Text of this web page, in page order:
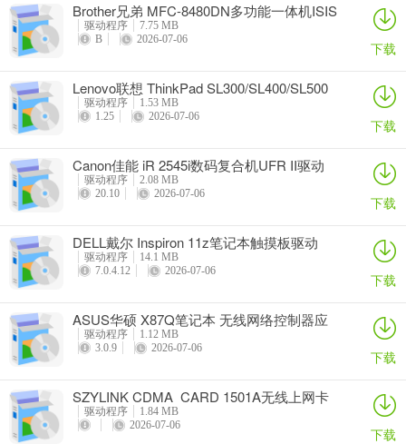
Brother兄弟 MFC-8480DN多功能一体机ISIS
驱动
驱动程序
7.75 MB
B
2026-07-06 下载
Lenovo联想 ThinkPad SL300/SL400/SL500
笔记本BIOS
驱动程序
1.53 MB
1.25
2026-07-06 下载
Canon佳能 iR 2545i数码复合机UFR II驱动
驱动程序
2.08 MB
20.10
2026-07-06 下载
DELL戴尔 Inspiron 11z笔记本触摸板驱动
驱动程序
14.1 MB
7.0.4.12
2026-07-06 下载
ASUS华硕 X87Q笔记本 无线网络控制器应
用程序
驱动程序
1.12 MB
3.0.9
2026-07-06 下载
SZYLINK CDMA_CARD 1501A无线上网卡
驱动程序
1.84 MB
2026-07-06
下载